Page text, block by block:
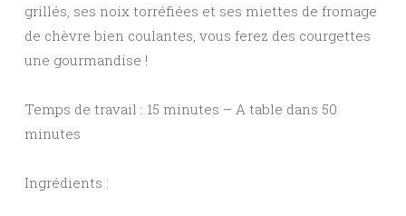
grillés, ses noix torréfiées et ses miettes de fromage
de chèvre bien coulantes, vous ferez des courgettes
une gourmandise !
Temps de travail : 15 minutes – A table dans 50
minutes
Ingrédients :